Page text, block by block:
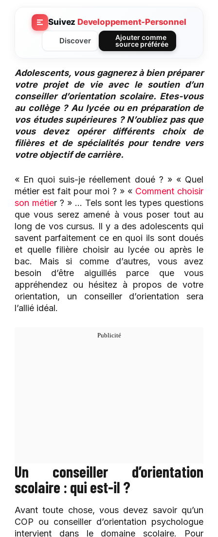
Suivez Developpement-Personnel
Discover
Ajouter comme
source préférée
Adolescents, vous gagnerez à bien préparer
votre projet de vie avec le soutien d’un
conseiller d’orientation scolaire. Etes-vous
au collège ? Au lycée ou en préparation de
vos études supérieures ? N’oubliez pas que
vous devez opérer différents choix de
filières et de spécialités pour tendre vers
votre objectif de carrière.
« En quoi suis-je réellement doué ? » « Quel
métier est fait pour moi ? » « Comment choisir
son métier ? » … Tels sont les types questions
que vous serez amené à vous poser tout au
long de vos cursus. Il y a des adolescents qui
savent parfaitement ce en quoi ils sont doués
et quelle filière choisir au lycée ou après le
bac. Mais si comme d’autres, vous avez
besoin d’être aiguillés parce que vous
appréhendez ou hésitez à propos de votre
orientation, un conseiller d’orientation sera
l’allié idéal.
Un conseiller d’orientation
scolaire : qui est-il ?
Avant toute chose, vous devez savoir qu’un
COP ou conseiller d’orientation psychologue
intervient dans le domaine scolaire. Pour